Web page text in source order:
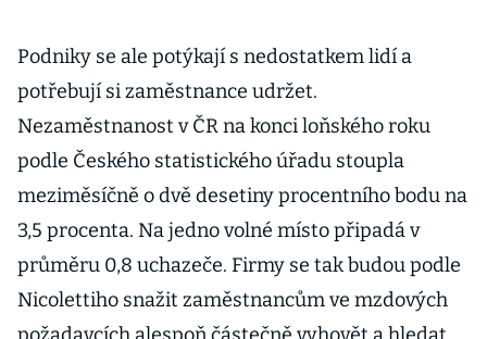
Podniky se ale potýkají s nedostatkem lidí a
potřebují si zaměstnance udržet.
Nezaměstnanost v ČR na konci loňského roku
podle Českého statistického úřadu stoupla
meziměsíčně o dvě desetiny procentního bodu na
3,5 procenta. Na jedno volné místo připadá v
průměru 0,8 uchazeče. Firmy se tak budou podle
Nicolettiho snažit zaměstnancům ve mzdových